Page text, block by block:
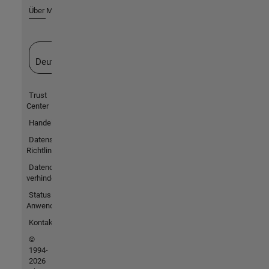
Über MathWorks
Deutschland
Trust
Center
Handelsmarken
Datenschutz-
Richtlinien
Datendiebstahl
verhindern
Status von
Anwendungen
Kontakt
©
1994-
2026